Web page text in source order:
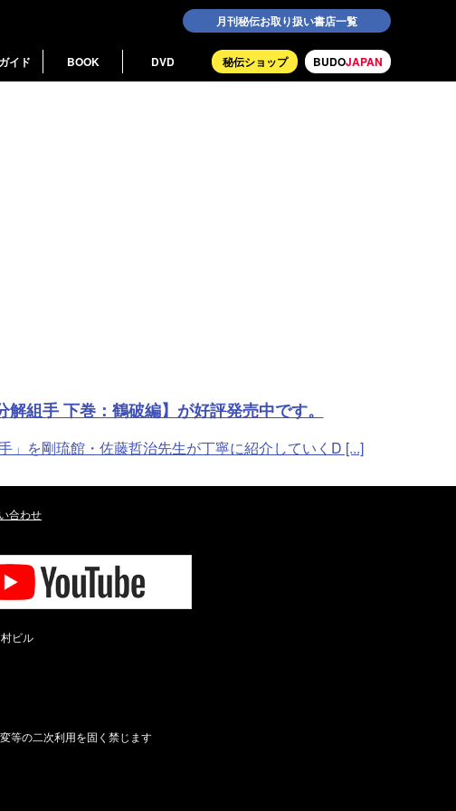
月刊秘伝お取り扱い書店一覧
BUDOJAPAN
秘伝ショップ
イド BOOK DVD
組手 下巻：鶴破編】が好評発売中です。
を剛琉館・佐藤哲治先生が丁寧に紹介していくD [...]
合わせ
ビル
等の二次利用を固く禁じます